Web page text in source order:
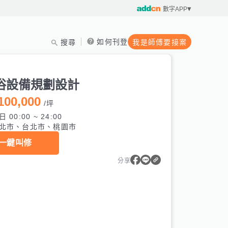
數字APP
搜尋 如何刊登 我是師傅要接案
設備規劃設計
/坪
00:00 ~ 24:00
市、台北市、桃園市
鍵叫修
分享